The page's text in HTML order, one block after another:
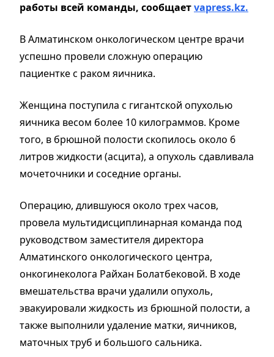
работы всей команды, сообщаетvapress.kz.
В Алматинском онкологическом центре врачи
успешно провели сложную операцию
пациентке с раком яичника.
Женщина поступила с гигантской опухолью
яичника весом более 10 килограммов. Кроме
того, в брюшной полости скопилось около 6
литров жидкости (асцита), а опухоль сдавливала
мочеточники и соседние органы.
Операцию, длившуюся около трех часов,
провела мультидисциплинарная команда под
руководством заместителя директора
Алматинского онкологического центра,
онкогинеколога Райхан Болатбековой. В ходе
вмешательства врачи удалили опухоль,
эвакуировали жидкость из брюшной полости, а
также выполнили удаление матки, яичников,
маточных труб и большого сальника.